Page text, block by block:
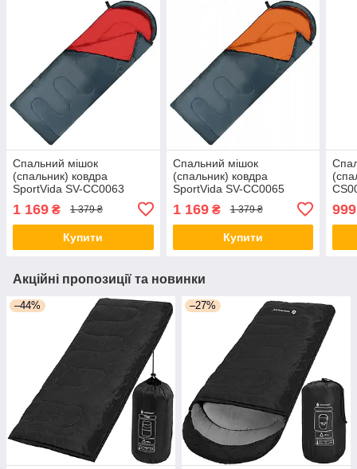
Спальний мішок
(спальник) ковдра
SportVida SV-CC0063
Green/Red orig1692
1 169 ₴ 1 379 ₴
Купити
Спальний мішок
(спальник) ковдра
SportVida SV-CC0065
Green/Orange orig2444
1 169₴ 1 379 ₴
Купити
999
Акційні пропозиції та новинки
–44% –27%